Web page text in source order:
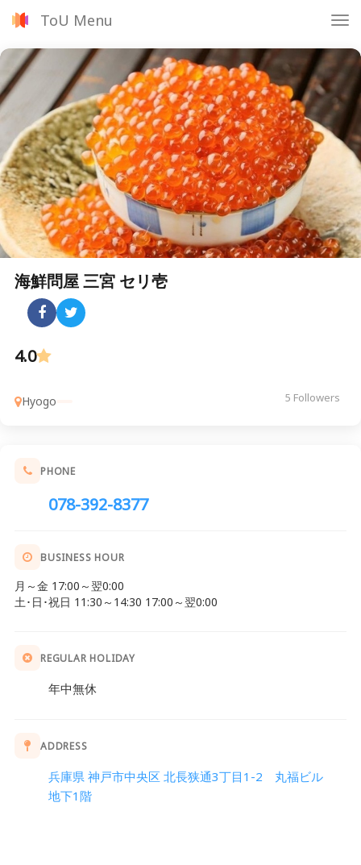
ToU Menu
海鮮問屋 三宮 セリ壱
4.0
Hyogo 5 Followers
PHONE
078-392-8377
BUSINESS HOUR
月～金 17:00～翌0:00
土･日･祝日 11:30～14:30 17:00～翌0:00
REGULAR HOLIDAY
年中無休
ADDRESS
兵庫県 神戸市中央区 北長狭通3丁目1-2 丸福ビル
地下1階